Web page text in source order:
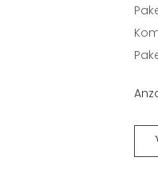
wird
auf